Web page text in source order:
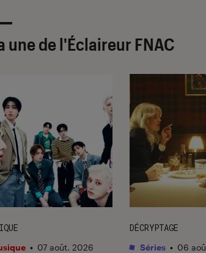
une de l'Éclaireur FNAC
• 07 août. 2026
DÉCRYPTAGE
Séries • 06